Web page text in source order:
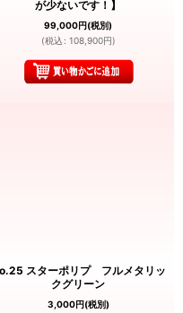
が少ないです！】
99,000円(税別)
(税込 : 108,900円)
スターポリプ フルメタリッ
クグリーン
3,000円(税別)